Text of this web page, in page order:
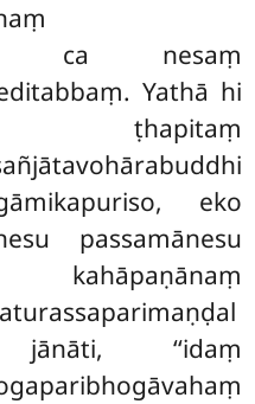
ca nesaṃ
Yathā hi
ṭhapitaṃ
eko
passamānesu
jānāti, ‘‘idaṃ